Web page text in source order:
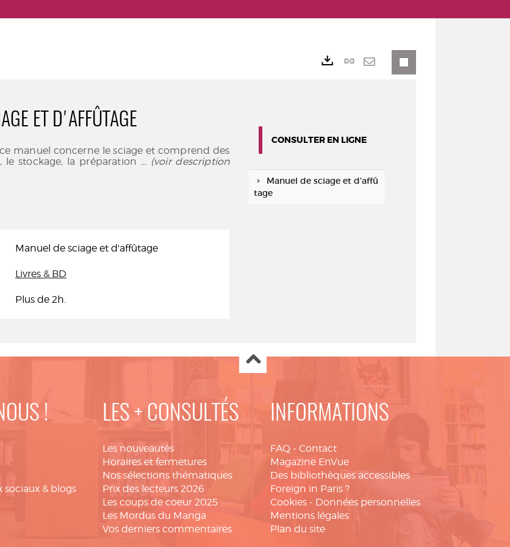
ET D'AFFÛTAGE
manuel concerne le sciage et comprend des
le stockage, la préparation ... (voir description
Manuel de sciage et d'affûtage
Livres & BD
Plus de 2h.
Lien
CONSULTER EN LIGNE
Manuel de sciage et d'affû
tage
!
sociaux & blogs
LES + CONSULTÉS
Les nouveautés
Horaires et fermetures
Nos sélections thématiques
Prix des lecteurs 2026
Les coups de coeur 2025
Les Mordus du Manga
Vos derniers commentaires
INFORMATIONS
FAQ - Contact
Magazine EnVue
Des bibliothèques accessibles
Foreign in Paris ?
Cookies - Données personnelles
Mentions légales
Plan du site